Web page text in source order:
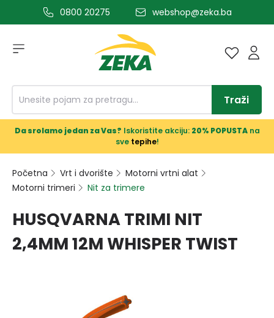
glavni sadržaj0800 20275 webshop@zeka.ba
Traži
Da srolamo jedan za Vas? Iskoristite akciju: 20% POPUSTAna
sve tepihe!
Početna Vrt i dvorište
Motorni vrtni alat
Motorni trimeri
Nit za trimere
HUSQVARNA TRIMI NIT
2,4MM 12M WHISPER TWIST